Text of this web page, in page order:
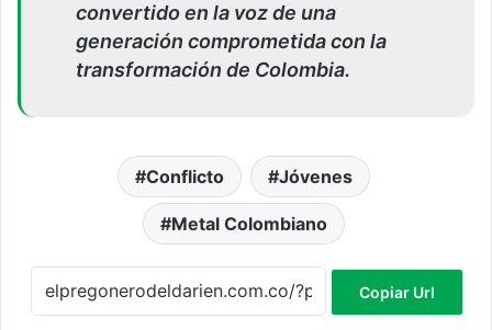
convertido en la voz de una
generación comprometida con la
transformación de Colombia.
Conflicto Jóvenes
Metal Colombiano
Copiar Url